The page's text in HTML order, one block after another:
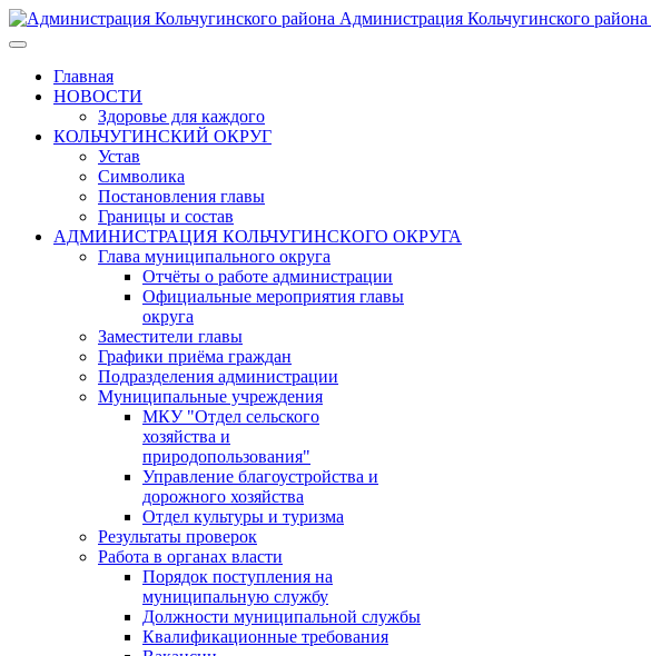
Администрация Кольчугинского района
Главная
НОВОСТИ
Здоровье для каждого
КОЛЬЧУГИНСКИЙ ОКРУГ
Устав
Символика
Постановления главы
Границы и состав
АДМИНИСТРАЦИЯ КОЛЬЧУГИНСКОГО ОКРУГА
Глава муниципального округа
Отчёты о работе администрации
Официальные мероприятия главы
округа
Заместители главы
Графики приёма граждан
Подразделения администрации
Муниципальные учреждения
МКУ "Отдел сельского
хозяйства и
природопользования"
Управление благоустройства и
дорожного хозяйства
Отдел культуры и туризма
Результаты проверок
Работа в органах власти
Порядок поступления на
муниципальную службу
Должности муниципальной службы
Квалификационные требования